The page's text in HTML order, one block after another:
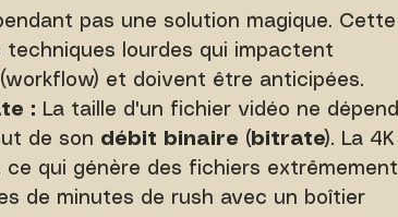
pas une solution magique. Cette
lourdes qui impactent
(workflow) et doivent être anticipées.
: La taille d'un fichier vidéo ne dépend
de son débit binaire (bitrate). La 4K
qui génère des fichiers extrêmement
de minutes de rush avec un boîtier